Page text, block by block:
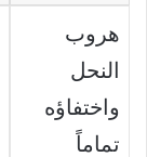
هروب
النحل
واختفاؤه
تماماً